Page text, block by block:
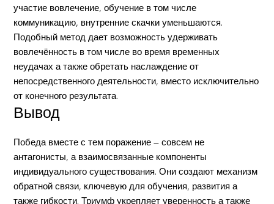
участие вовлечение, обучение в том числе
коммуникацию, внутренние скачки уменьшаются.
Подобный метод дает возможность удерживать
вовлечённость в том числе во время временных
неудачах а также обретать наслаждение от
непосредственного деятельности, вместо исключительно
от конечного результата.
Вывод
Победа вместе с тем поражение — совсем не
антагонисты, а взаимосвязанные компоненты
индивидуального существования. Они создают механизм
обратной связи, ключевую для обучения, развития а
также гибкости. Триумф укрепляет уверенность а также